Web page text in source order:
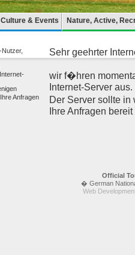
Culture & Events Nature, Active,
Anfragen
Sehr geehrter
wir f�hren
Internet-Server aus.
Der Server sollte
Ihre Anfragen
Official
� German
Web